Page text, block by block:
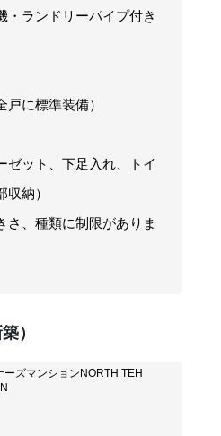
・ランドリーパイプ付き
戸に標準装備）
ゼット、下足入れ、トイ
納）
さ、種類に制限がありま
）
ーズマンションNORTH TEH